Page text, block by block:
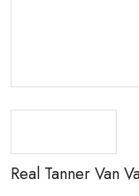
Real Tanner Van